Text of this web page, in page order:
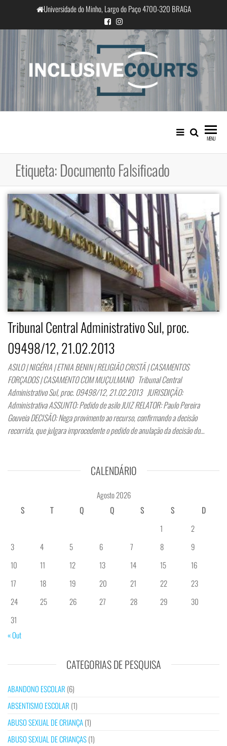
o
conteúdo
Universidade do Minho, Largo do Paço 4700-320 BRAGA
InclusiveCourts
Igualdade e diferença cultural na
prática judicial portuguesa
MENU
Etiqueta:Documento Falsificado
Tribunal Central Administrativo Sul, proc.
09498/12, 21.02.2013
ASILO | NIGÉRIA | ETNIA BENIN | RELIGIÃO CRISTÃ | CASAMENTOS
FORÇADOS | CASAMENTO COM MUÇULMANO Tribunal Central
Administrativo Sul, proc. 09498/12, 21.02.2013 JURISDIÇÃO:
Administrativa ASSUNTO: Pedido de asilo JUIZ RELATOR: Paulo Pereira
Gouveia DECISÃO: Nega provimento ao recurso, confirmando a decisão
recorrida, que julgara improcedente o pedido de anulação da decisão do…
CALENDÁRIO
Agosto 2026
S
T Q Q S S
D
1
2
3
4 5 6 7 8
9
10
11 12 13 14 15
16
17
18 19 20 21 22
23
24
25 26 27 28 29
30
31
« Out
CATEGORIAS DE PESQUISA
ABANDONO ESCOLAR (6)
ABSENTISMO ESCOLAR (1)
ABUSO SEXUAL DE CRIANÇA(1)
ABUSO SEXUAL DE CRIANÇAS(1)